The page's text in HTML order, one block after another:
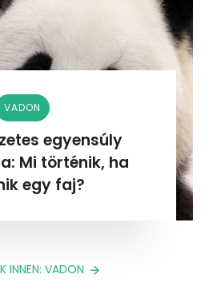
VADON
egyensúly
Mi történik, ha
egy faj?
INNEN: VADON